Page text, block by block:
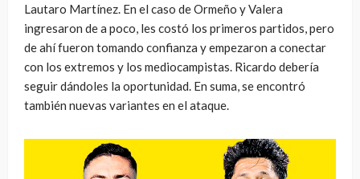
Lautaro Martínez. En el caso de Ormeño y Valera
ingresaron de a poco, les costó los primeros partidos, pero
de ahí fueron tomando confianza y empezaron a conectar
con los extremos y los mediocampistas. Ricardo debería
seguir dándoles la oportunidad. En suma, se encontró
también nuevas variantes en el ataque.